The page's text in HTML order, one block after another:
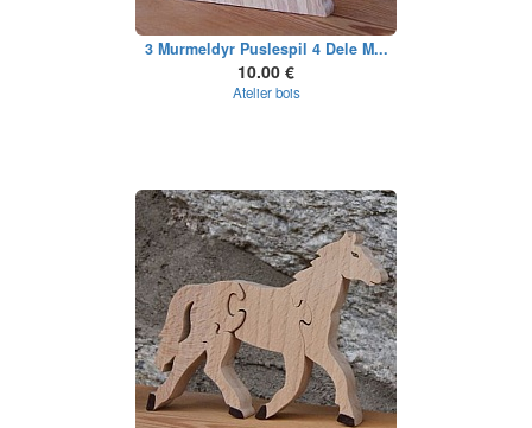
3 Murmeldyr Puslespil 4 Dele M...
10.00 €
Atelier bois